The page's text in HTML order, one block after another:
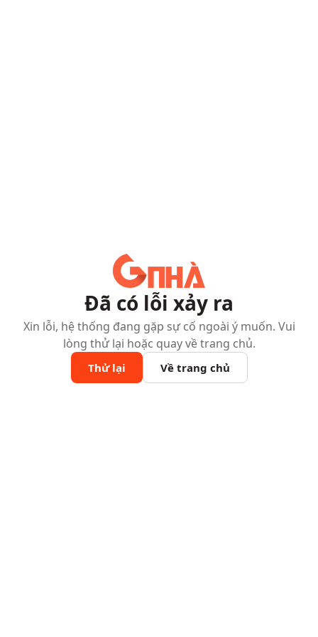
Đã có lỗi xảy ra
Xin lỗi, hệ thống đang gặp sự cố ngoài ý muốn. Vui
lòng thử lại hoặc quay về trang chủ.
Thử lại Về trang chủ